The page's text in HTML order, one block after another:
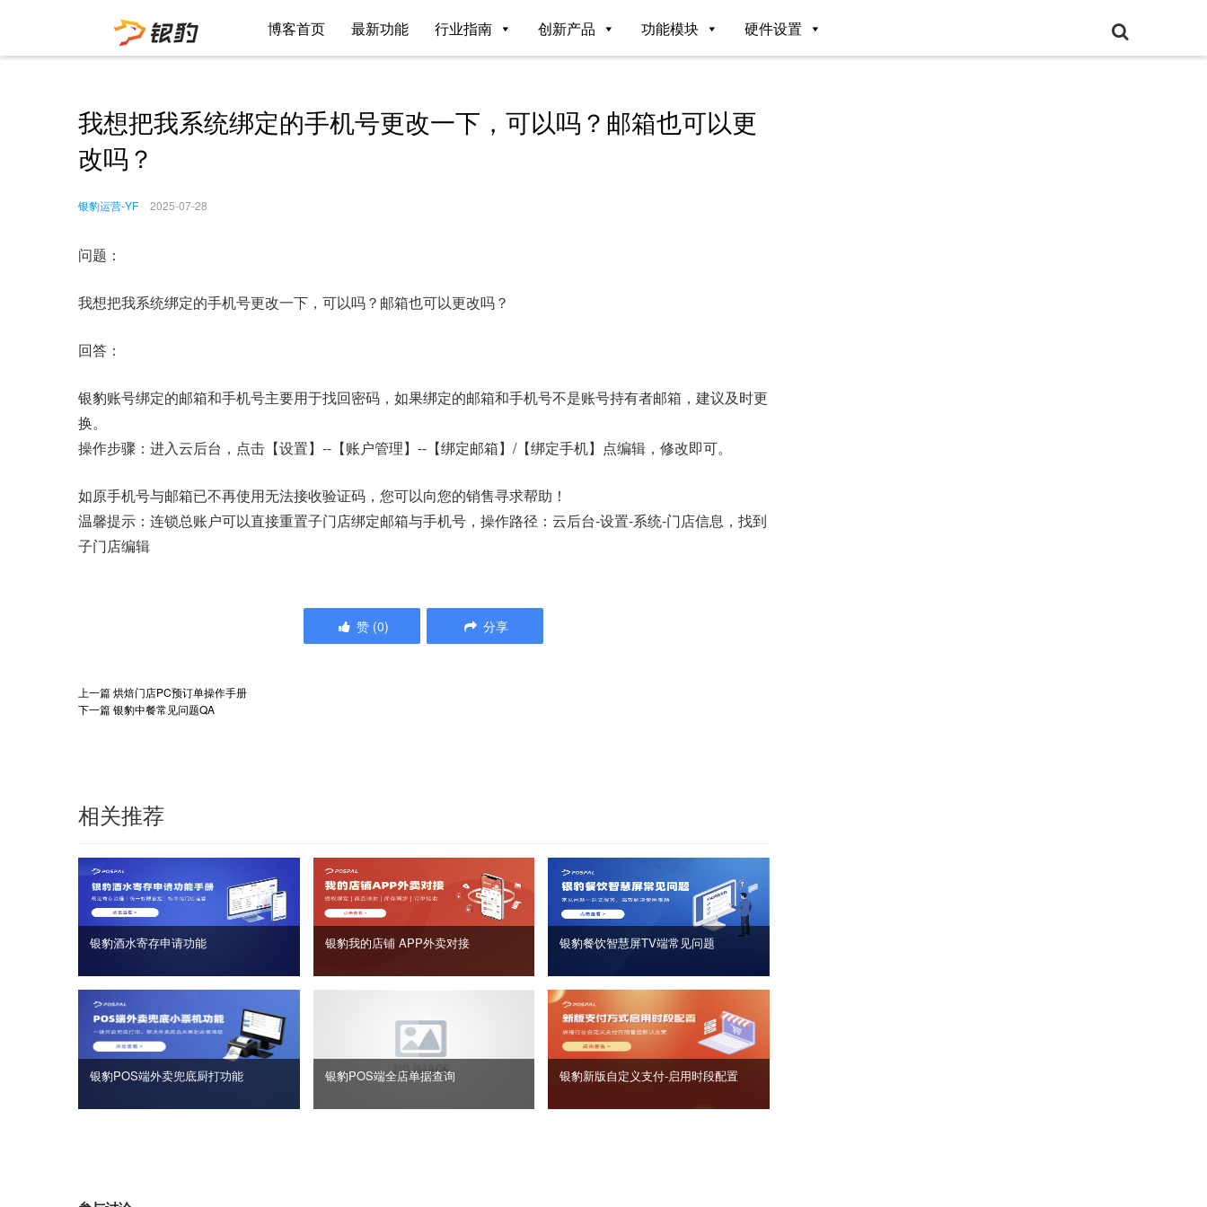
博客首页 最新功能 行业指南 创新产品 功能模块 硬件设置
我想把我系统绑定的手机号更改一下，可以吗？邮箱也可以更
改吗？
银豹运营-YF 2025-07-28
问题：
我想把我系统绑定的手机号更改一下，可以吗？邮箱也可以更改吗？
回答：
银豹账号绑定的邮箱和手机号主要用于找回密码，如果绑定的邮箱和手机号不是账号持有者邮箱，建议及时更
换。
操作步骤：进入云后台，点击【设置】--【账户管理】--【绑定邮箱】/【绑定手机】点编辑，修改即可。
如原手机号与邮箱已不再使用无法接收验证码，您可以向您的销售寻求帮助！
温馨提示：连锁总账户可以直接重置子门店绑定邮箱与手机号，操作路径：云后台-设置-系统-门店信息，找到
子门店编辑
赞 (0) 分享
上一篇烘焙门店PC预订单操作手册
下一篇银豹中餐常见问题QA
相关推荐
银豹酒水寄存申请功能 银豹我的店铺 APP外卖对接 银豹餐饮智慧屏TV端常见问题
银豹POS端外卖兜底厨打功能 银豹POS端全店单据查询 银豹新版自定义支付‑启用时段配置